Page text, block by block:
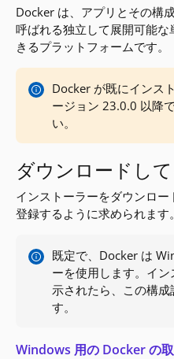
Docker は、アプリとその構
呼ばれる独立して展開可能
きるプラットフォームです。
Docker が既にインス
ージョン 23.0.0 以降
い。
ダウンロードし
インストーラーをダウンロ
登録するように求められます。
既定で、Docker は
ーを使用します。イ
示されたら、この構
す。
Windows 用の Docker の